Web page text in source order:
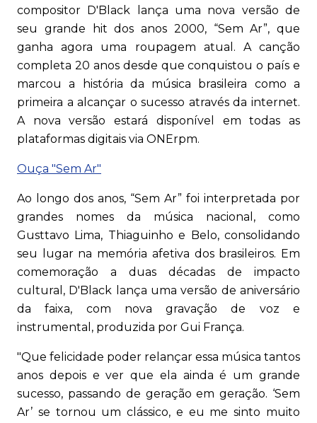
compositor D'Black lança uma nova versão de
seu grande hit dos anos 2000, “Sem Ar”, que
ganha agora uma roupagem atual. A canção
completa 20 anos desde que conquistou o país e
marcou a história da música brasileira como a
primeira a alcançar o sucesso através da internet.
A nova versão estará disponível em todas as
plataformas digitais via ONErpm.
Ouça "Sem Ar"
Ao longo dos anos, “Sem Ar” foi interpretada por
grandes nomes da música nacional, como
Gusttavo Lima, Thiaguinho e Belo, consolidando
seu lugar na memória afetiva dos brasileiros. Em
comemoração a duas décadas de impacto
cultural, D'Black lança uma versão de aniversário
da faixa, com nova gravação de voz e
instrumental, produzida por Gui França.
"Que felicidade poder relançar essa música tantos
anos depois e ver que ela ainda é um grande
sucesso, passando de geração em geração. ‘Sem
Ar’ se tornou um clássico, e eu me sinto muito